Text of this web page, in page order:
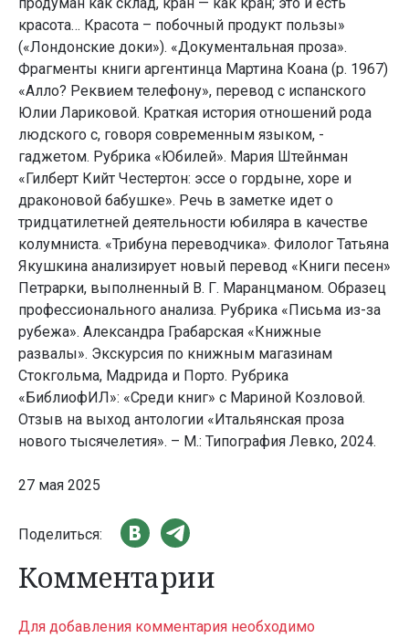
продуман как склад, кран — как кран; это и есть
красота… Красота – побочный продукт пользы»
(«Лондонские доки»). «Документальная проза».
Фрагменты книги аргентинца Мартина Коана (р. 1967)
«Алло? Реквием телефону», перевод с испанского
Юлии Лариковой. Краткая история отношений рода
людского с, говоря современным языком, -
гаджетом. Рубрика «Юбилей». Мария Штейнман
«Гилберт Кийт Честертон: эссе о гордыне, хоре и
драконовой бабушке». Речь в заметке идет о
тридцатилетней деятельности юбиляра в качестве
колумниста. «Трибуна переводчика». Филолог Татьяна
Якушкина анализирует новый перевод «Книги песен»
Петрарки, выполненный В. Г. Маранцманом. Образец
профессионального анализа. Рубрика «Письма из-за
рубежа». Александра Грабарская «Книжные
развалы». Экскурсия по книжным магазинам
Стокгольма, Мадрида и Порто. Рубрика
«БиблиофИЛ»: «Среди книг» с Мариной Козловой.
Отзыв на выход антологии «Итальянская проза
нового тысячелетия». – М.: Типография Левко, 2024.
27 мая 2025
Поделиться:
Комментарии
Для добавления комментария необходимо